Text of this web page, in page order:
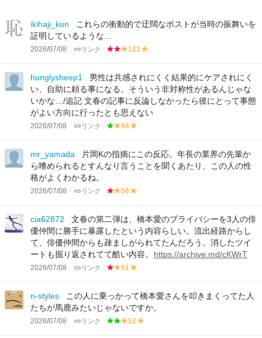
ikihaji_kun
これらの衝動的で迂闊なポストが当時の振舞いを
証明しているような…
2026/07/08 リンク
r
d
r
d
y
lo
121
lo
w
hunglysheep1
男性は共感されにくく結果的にケアされにく
い、自助に頼る事になる。そういう非対称性があるんじゃな
いかな…/追記 文春の記事に反論しなかったら彼にとって事態
がよい方向に行ったとも思えない
2026/07/08 リンク
g
e
e
y
lo
w
94
lo
w
mr_yamada
片岡Kの指摘にこの反応。年長の業界の先輩か
ら嗜められるとすんなり言うことを聞くあたり、この人の性
格がよくわかるね。
2026/07/08 リンク
r
d
y
lo
w
58
w
cia62872
文春の第二弾は、橋本愛のプライバシーを3人の俳
優仲間に勝手に暴露したという内容らしい。流出経路からし
て、俳優仲間からも疎ましがられてたんだろう。消したツイ
ートも掘り返されてて酷い内容。
https://archive.md/cKWrT
2026/07/08 リンク
r y
lo
w
51
lo
w
n-styles
この人に乗っかって橋本愛さんを叩きまくってた人
たちが馬鹿みたいじゃないですか。
2026/07/08 リンク
g g y
52